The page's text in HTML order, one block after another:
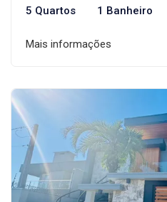
5 Quartos 1 Banheiro
Mais informações